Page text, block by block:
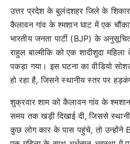
उत्तर प्रदेश के बुलंदशहर जिले के
कैलावन गांव के श्मशान घाट में एक
भारतीय जनता पार्टी (BJP) के
राहुल बाल्मीकि को एक शादीशुदा
पकड़ा गया। इस घटना का वीडियो
हो रहा है, जिसने स्थानीय स्तर पर
शुक्रवार शाम को कैलावन गांव के
समय तक खड़ी दिखाई दी, जिससे
कुछ लोग कार के पास पहुंचे, तो उन्होंने